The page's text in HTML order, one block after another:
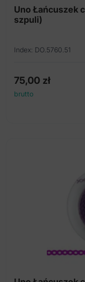
Uno Łańcuszek
szpuli)
Index: DO.5760.51
75,00 zł
brutto